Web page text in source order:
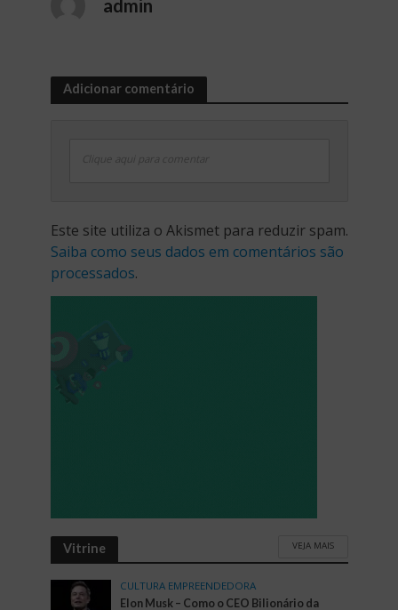
admin
Adicionar comentário
Clique aqui para comentar
Este site utiliza o Akismet para reduzir spam.
Saiba como seus dados em comentários são
processados.
Vitrine VEJA MAIS
CULTURA EMPREENDEDORA
Elon Musk – Como o CEO Bilionário da